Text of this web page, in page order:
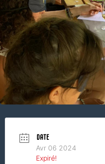
DATE
Avr 06 2024
Expiré!